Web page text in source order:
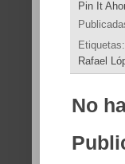
Pin It
Etiquetas:
Rafael
No